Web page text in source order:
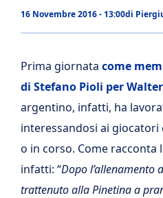
16 Novembre 2016 - 13:00di
Prima giornata come
di Stefano Pioli per
argentino, infatti, ha
interessandosi ai
o in corso. Come racconta
infatti: “Dopo l’allenamento
trattenuto alla Pinetina a